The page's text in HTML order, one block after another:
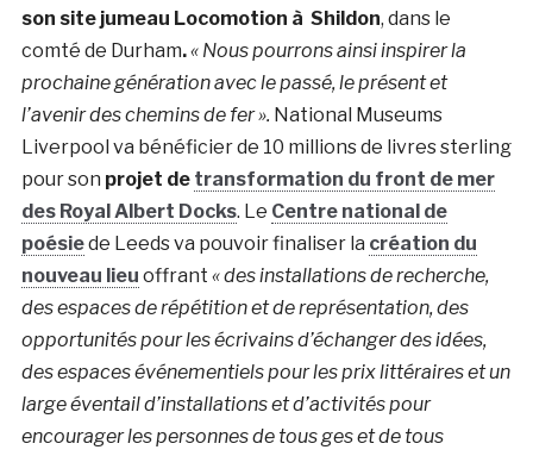
son site jumeau Locomotion à Shildon, dans le
comté de Durham.« Nous pourrons ainsi inspirer la
prochaine génération avec le passé, le présent et
l’avenir des chemins de fer ». National Museums
Liverpool va bénéficier de 10 millions de livres sterling
pour son projet de transformation du front de mer
des Royal Albert Docks. Le Centre national de
poésiede Leeds va pouvoir finaliser la création du
nouveau lieu offrant « des installations de recherche,
des espaces de répétition et de représentation, des
opportunités pour les écrivains d’échanger des idées,
des espaces événementiels pour les prix littéraires et un
large éventail d’installations et d’activités pour
encourager les personnes de tous ges et de tous